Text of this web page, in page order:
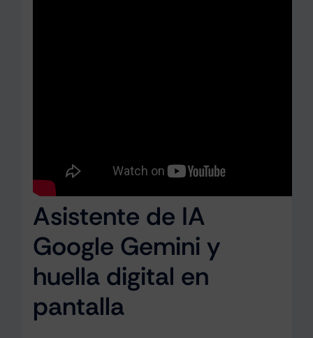
Asistente de IA
Google Gemini y
huella digital en
pantalla